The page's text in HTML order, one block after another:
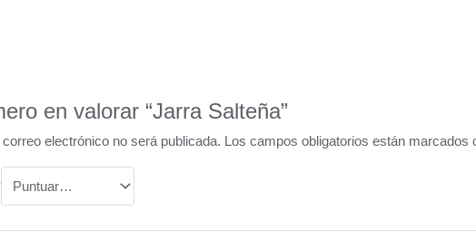
en valorar “Jarra Salteña”
electrónico no será publicada. Los campos obligatorios están marcados